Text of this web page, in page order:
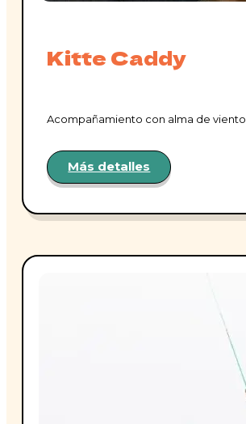
Kitte Caddy
Acompañamiento con alma de viento
Más detalles